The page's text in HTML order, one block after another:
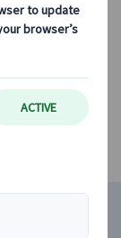
アー
せん